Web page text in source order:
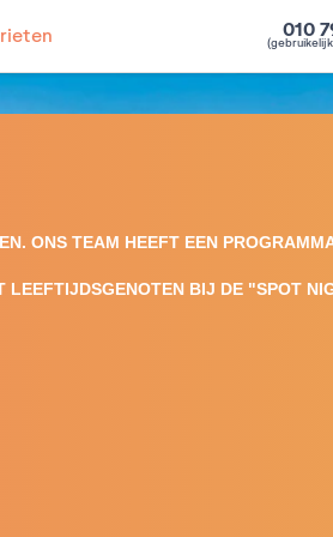
010
ONS TEAM HEEFT EEN
LEEFTIJDSGENOTEN BIJ DE "SPOT